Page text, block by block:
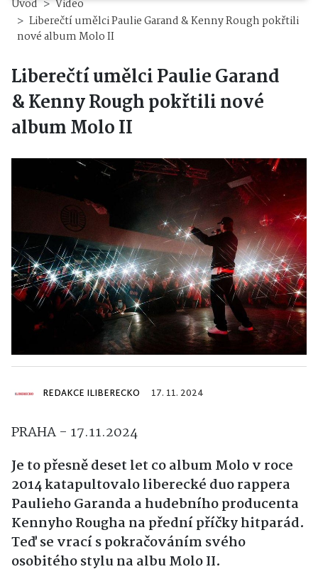
Úvod
Video
Liberečtí umělci Paulie Garand & Kenny Rough pokřtili
nové album Molo II
Liberečtí umělci Paulie Garand
& Kenny Rough pokřtili nové
album Molo II
REDAKCE ILIBERECKO 17. 11. 2024
PRAHA - 17.11.2024
Je to přesně deset let co album Molo v roce
2014 katapultovalo liberecké duo rappera
Paulieho Garanda a hudebního producenta
Kennyho Rougha na přední příčky hitparád.
Teď se vrací s pokračováním svého
osobitého stylu na albu Molo II.